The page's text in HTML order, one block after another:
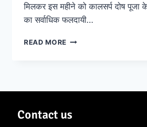
मिलकर इस महीने को कालसर्प दोष पूजा
का सर्वाधिक फलदायी…
READ MORE
Contact us